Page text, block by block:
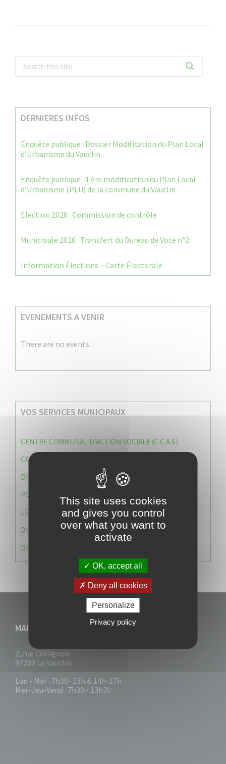
DERNIERES INFOS
Enquête publique : Dossier Modification du Plan Local
d’Urbanisme du Vauclin
Enquête publique : 1 ère modification du Plan Local
d’Urbanisme (PLU) de la commune du Vauclin.
Election 2026 : Commission de contrôle
Municipale 2026 : Transfert du Bureau de Vote n°2
Information Élections – Carte Électorale
EVENEMENTS A VENIR
There are no events
VOS SERVICES MUNICIPAUX
CENTRE COMMUNAL D’ACTION SOCIALE (C.C.A.S)
CAISSE DES ÉCOLES
DIRECTION DES SERVICES TECHNIQUES
POLICE MUNICIPALE
LE CABINET DU MAIRE
DIRECTION DES RESSOURCES ET MOYENS
DIRECTION DU DEVELLOPPEMENT URBAIN DURABL
MAIRIE DU VAUCLIN
2, rue Collignon
97280 Le Vauclin
Lun - Mar : 7h30- 13h & 14h-17h
Mer-Jeu-Vend : 7h30 - 13h30
This site uses cookies
and gives you control
over what you want to
activate
OK, accept all
Deny all cookies
Personalize
Privacy policy